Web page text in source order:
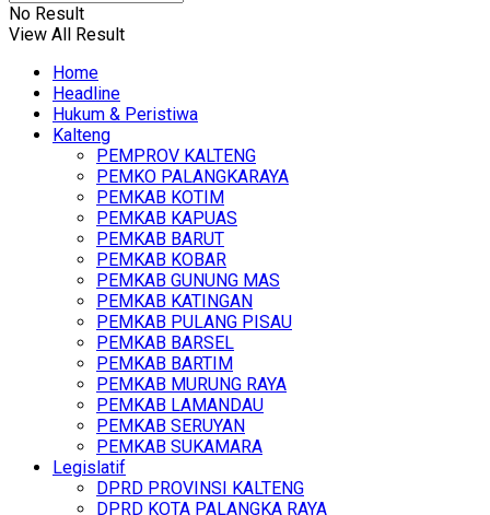
No Result
View All Result
Home
Headline
Hukum & Peristiwa
Kalteng
PEMPROV KALTENG
PEMKO PALANGKARAYA
PEMKAB KOTIM
PEMKAB KAPUAS
PEMKAB BARUT
PEMKAB KOBAR
PEMKAB GUNUNG MAS
PEMKAB KATINGAN
PEMKAB PULANG PISAU
PEMKAB BARSEL
PEMKAB BARTIM
PEMKAB MURUNG RAYA
PEMKAB LAMANDAU
PEMKAB SERUYAN
PEMKAB SUKAMARA
Legislatif
DPRD PROVINSI KALTENG
DPRD KOTA PALANGKA RAYA